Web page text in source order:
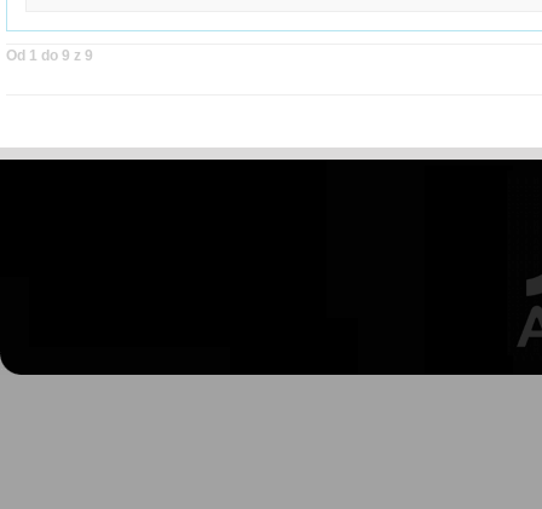
Od 1 do 9 z 9